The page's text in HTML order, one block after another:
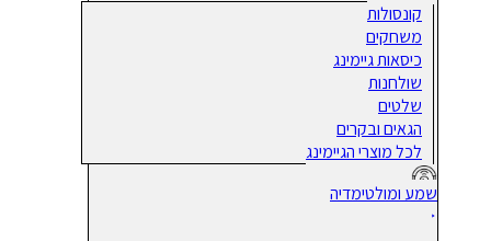
קונסולות
משחקים
כיסאות גיימינג
שולחנות
שלטים
הגאים ובקרים
לכל מוצרי הגיימינג
שמע ומולטימדיה